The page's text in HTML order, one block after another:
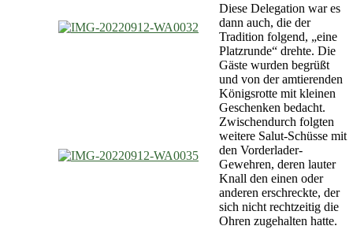
Diese Delegation war es
dann auch, die der
Tradition folgend, „eine
Platzrunde“ drehte. Die
Gäste wurden begrüßt
und von der amtierenden
Königsrotte mit kleinen
Geschenken bedacht.
Zwischendurch folgten
weitere Salut-Schüsse mit
den Vorderlader-
Gewehren, deren lauter
Knall den einen oder
anderen erschreckte, der
sich nicht rechtzeitig die
Ohren zugehalten hatte.